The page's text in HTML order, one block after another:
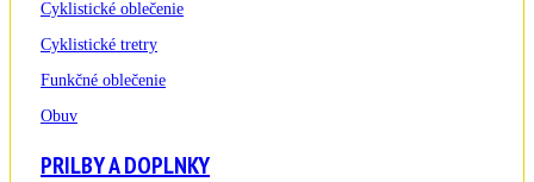
Cyklistické oblečenie
Cyklistické tretry
Funkčné oblečenie
Obuv
PRILBY A DOPLNKY